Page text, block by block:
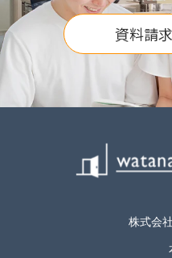
資料請
株式会